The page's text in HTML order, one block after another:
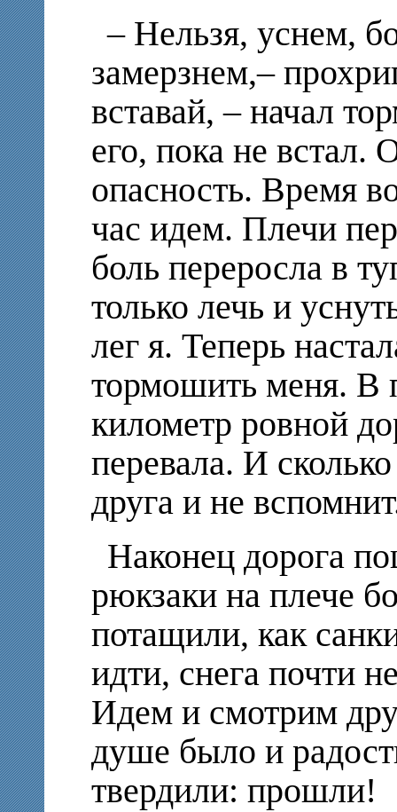
– Нельзя, уснем,
замерзнем,–
вставай, – начал
его, пока не встал.
опасность. Время
час идем. Плечи
боль переросла в
только лечь и
лег я. Теперь
тормошить меня. В
километр ровной
перевала. И
друга и не
Наконец дорога
рюкзаки на плече
потащили, как
идти, снега почти
Идем и смотрим
душе было и
твердили: прошли!